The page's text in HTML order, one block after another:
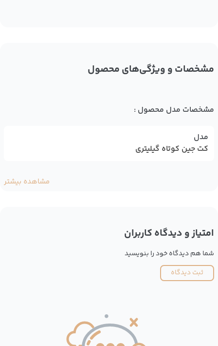
مشخصات و ویژگی‌های محصول
مشخصات مدل محصول :
مدل
کت جین کوتاه گیلیتری
مشاهده بیشتر
امتیاز و دیدگاه کاربران
شما هم دیدگاه خود را بنویسید
ثبت دیدگاه